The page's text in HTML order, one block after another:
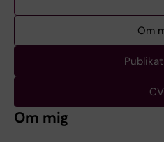
Om
CV
Om mig